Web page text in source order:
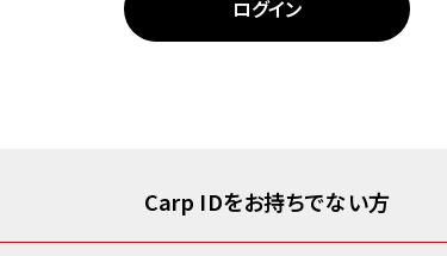
Carp IDをお持ちでない方